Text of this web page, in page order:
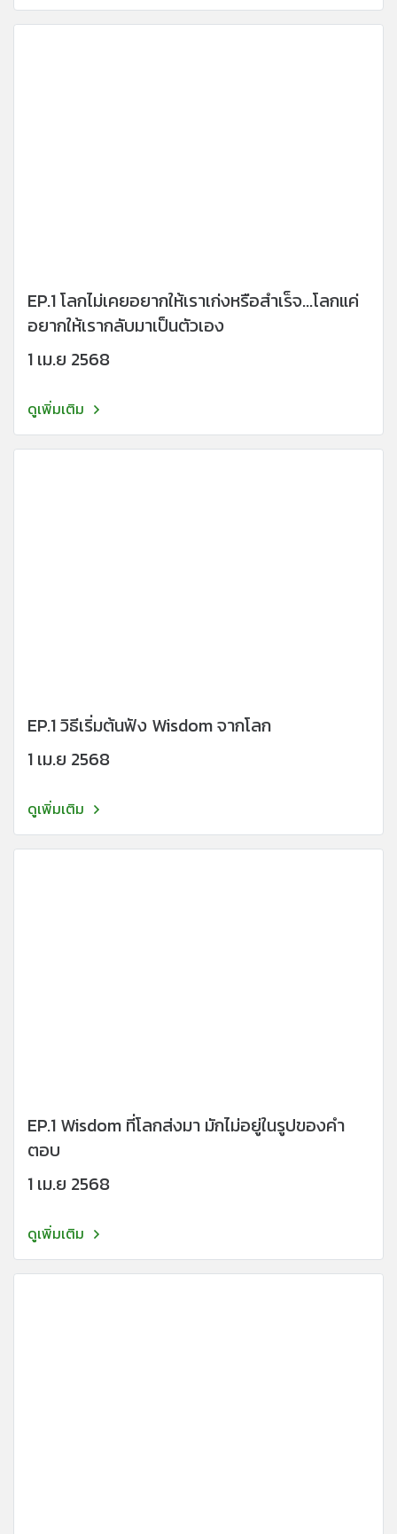
EP.1 โลกไม่เคยอยากให้เราเก่งหรือสำเร็จ...โลกแค่
อยากให้เรากลับมาเป็นตัวเอง
1 เม.ย 2568
ดูเพิ่มเติม
EP.1 วิธีเริ่มต้นฟัง Wisdom จากโลก
1 เม.ย 2568
ดูเพิ่มเติม
EP.1 Wisdom ที่โลกส่งมา มักไม่อยู่ในรูปของคำ
ตอบ
1 เม.ย 2568
ดูเพิ่มเติม